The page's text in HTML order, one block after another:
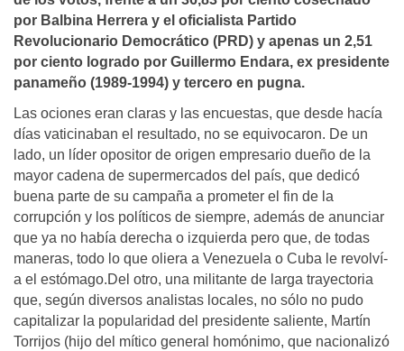
por Balbina Herrera y el oficialista Partido
Revolucionario Democrático (PRD) y apenas un 2,51
por ciento logrado por Guillermo Endara, ex presidente
panameño (1989-1994) y tercero en pugna.
Las ociones eran claras y las encuestas, que desde hací­a
dí­as vaticinaban el resultado, no se equivocaron. De un
lado, un lí­der opositor de origen empresario dueño de la
mayor cadena de supermercados del paí­s, que dedicó
buena parte de su campaña a prometer el fin de la
corrupción y los polí­ticos de siempre, además de anunciar
que ya no habí­a derecha o izquierda pero que, de todas
maneras, todo lo que oliera a Venezuela o Cuba le revolví­
a el estómago.Del otro, una militante de larga trayectoria
que, según diversos analistas locales, no sólo no pudo
capitalizar la popularidad del presidente saliente, Martí­n
Torrijos (hijo del mí­tico general homónimo, que nacionalizó